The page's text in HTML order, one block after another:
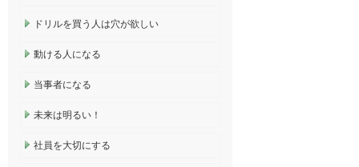
ドリルを買う人は穴が欲しい
動ける人になる
当事者になる
未来は明るい！
社員を大切にする